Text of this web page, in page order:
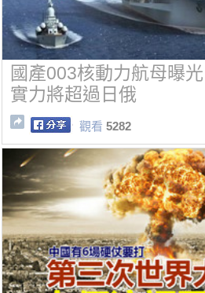
國產003核動力航母曝
實力將超過日俄
觀看 5282